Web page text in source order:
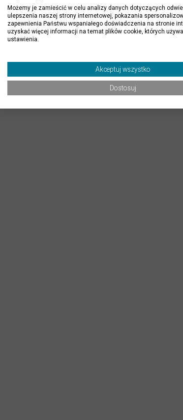
Marazzi
Stargres
12
Azulev
2
Możemy je zamieścić w celu analizy danych dotyczących
ulepszenia naszej strony internetowej, pokazania
zapewnienia Państwu wspaniałego doświadczenia na stronie
uzyskać więcej informacji na temat plików cookie, których
ustawienia.
Akceptuj wszystko
Dostosuj